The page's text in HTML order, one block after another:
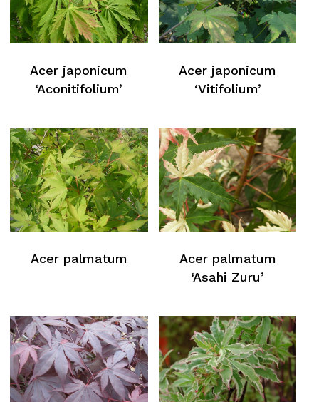
Acer japonicum
‘Aconitifolium’
Acer japonicum
‘Vitifolium’
Acer palmatum
Acer palmatum
‘Asahi Zuru’